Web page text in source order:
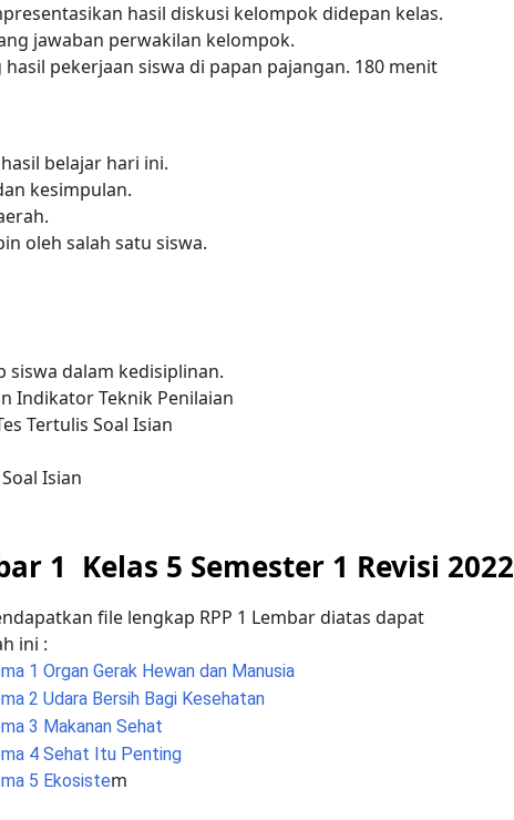
hasil diskusi kelompok didepan kelas.
jawaban perwakilan kelompok.
pekerjaan siswa di papan pajangan. 180 menit
belajar hari ini.
kesimpulan.
oleh salah satu siswa.
siswa dalam kedisiplinan.
Indikator Teknik Penilaian
Tertulis Soal Isian
Isian
1 Kelas 5 Semester 1 Revisi 2022
file lengkap RPP 1 Lembar diatas dapat
ini :
1 Organ Gerak Hewan dan Manusia
2 Udara Bersih Bagi Kesehatan
3 Makanan Sehat
4 Sehat Itu Penting
5 Ekosistem